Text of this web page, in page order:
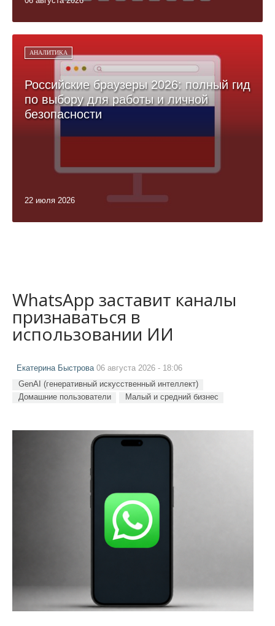
АНАЛИТИКА
Российские браузеры 2026: полный гид
по выбору для работы и личной
безопасности
22 июля 2026
WhatsApp заставит каналы
признаваться в
использовании ИИ
Екатерина Быстрова 06 августа 2026 - 18:06
GenAI (генеративный искусственный интеллект)
Домашние пользователи
Малый и средний бизнес